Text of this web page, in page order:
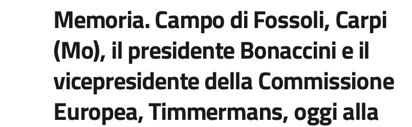
Memoria. Campo di Fossoli, Carpi
(Mo), il presidente Bonaccini e il
vicepresidente della Commissione
Europea, Timmermans, oggi alla